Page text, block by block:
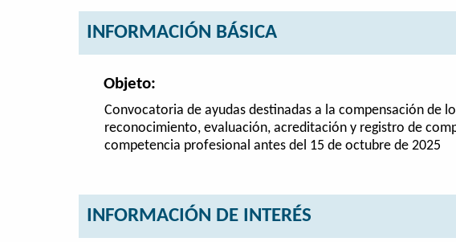
INFORMACIÓN BÁSICA
Objeto:
Convocatoria de ayudas destinadas a la compensación de
reconocimiento, evaluación, acreditación y registro de
competencia profesional antes del 15 de octubre de 2025
INFORMACIÓN DE INTERÉS